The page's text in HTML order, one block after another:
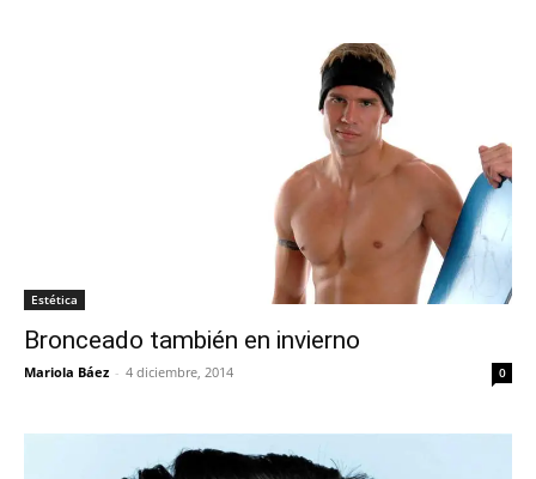
Estética
Bronceado también en invierno
Mariola Báez - 4 diciembre, 2014 0